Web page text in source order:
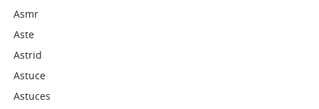
Asmr
Aste
Astrid
Astuce
Astuces